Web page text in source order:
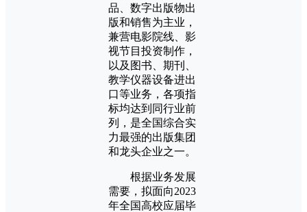
品、数字出版物出
版和销售为主业，
兼营电影院线、影
视节目投资制作，
以及图书、期刊、
教学仪器设备进出
口等业务，各项指
标均达到同行业前
列，是全国综合实
力最强的出版集团
和龙头企业之一。
根据业务发展
需要，拟面向2023
年全国高校应届毕